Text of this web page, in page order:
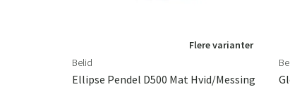
Flere varianter
Belid
Ellipse Pendel D500 Mat Hvid/messing